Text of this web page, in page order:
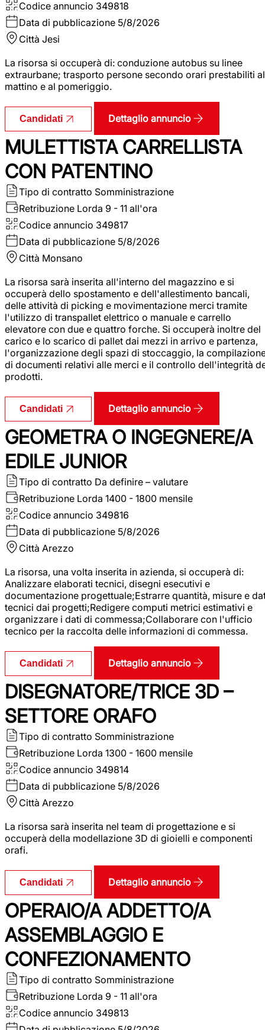
Codice annuncio 349818
Data di pubblicazione 5/8/2026
Città Jesi
La risorsa si occuperà di: conduzione autobus su linee
extraurbane; trasporto persone secondo orari prestabiliti al
mattino e al pomeriggio.
Candidati Dettaglio annuncio
MULETTISTA CARRELLISTA
CON PATENTINO
Tipo di contratto Somministrazione
Retribuzione Lorda 9 - 11 all'ora
Codice annuncio 349817
Data di pubblicazione 5/8/2026
Città Monsano
La risorsa sarà inserita all'interno del magazzino e si
occuperà dello spostamento e dell'allestimento bancali,
delle attività di picking e movimentazione merci tramite
l'utilizzo di transpallet elettrico o manuale e carrello
elevatore con due e quattro forche. Si occuperà inoltre del
carico e lo scarico di pallet dai mezzi in arrivo e partenza,
l'organizzazione degli spazi di stoccaggio, la
di documenti relativi alle merci e il controllo dell'integrità
prodotti.
Candidati Dettaglio annuncio
GEOMETRA O INGEGNERE/A
EDILE JUNIOR
Tipo di contratto Da definire – valutare
Retribuzione Lorda 1400 - 1800 mensile
Codice annuncio 349816
Data di pubblicazione 5/8/2026
Città Arezzo
La risorsa, una volta inserita in azienda, si occuperà di:
Analizzare elaborati tecnici, disegni esecutivi e
documentazione progettuale;Estrarre quantità, misure e
tecnici dai progetti;Redigere computi metrici estimativi e
organizzare i dati di commessa;Collaborare con l'ufficio
tecnico per la raccolta delle informazioni di commessa.
Candidati Dettaglio annuncio
DISEGNATORE/TRICE 3D –
SETTORE ORAFO
Tipo di contratto Somministrazione
Retribuzione Lorda 1300 - 1600 mensile
Codice annuncio 349814
Data di pubblicazione 5/8/2026
Città Arezzo
La risorsa sarà inserita nel team di progettazione e si
occuperà della modellazione 3D di gioielli e componenti
orafi.
Candidati Dettaglio annuncio
OPERAIO/A ADDETTO/A
ASSEMBLAGGIO E
CONFEZIONAMENTO
Tipo di contratto Somministrazione
Retribuzione Lorda 9 - 11 all'ora
Codice annuncio 349813